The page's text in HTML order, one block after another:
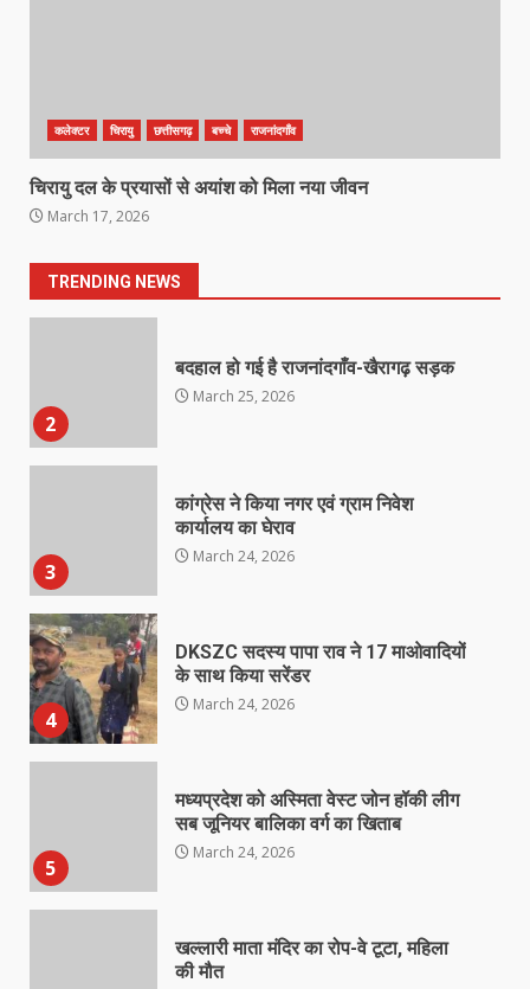
कलेक्टर चिरायु छत्तीसगढ़ बच्चे राजनांदगाँव
चिरायु दल के प्रयासों से अयांश को मिला नया जीवन
March 17, 2026
TRENDING NEWS
7
1
March 25, 2026
2
बदहाल हो गई है राजनांदगाँव-खैरागढ़ सड़क
March 25, 2026
3
कांग्रेस ने किया नगर एवं ग्राम निवेश
कार्यालय का घेराव
March 24, 2026
4
DKSZC सदस्य पापा राव ने 17 माओवादियों
के साथ किया सरेंडर
March 24, 2026
5
मध्यप्रदेश को अस्मिता वेस्ट जोन हॉकी लीग
सब जूनियर बालिका वर्ग का खिताब
March 24, 2026
खल्लारी माता मंदिर का रोप-वे टूटा, महिला
की मौत